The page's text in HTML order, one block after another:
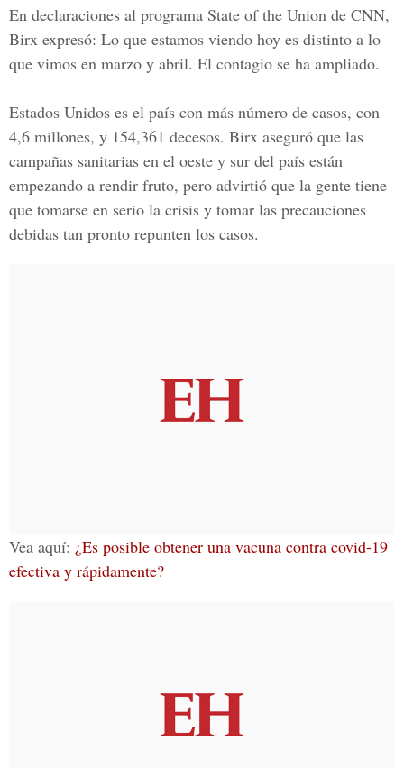
En declaraciones al programa State of the Union de CNN,
Birx expresó: Lo que estamos viendo hoy es distinto a lo
que vimos en marzo y abril. El contagio se ha ampliado.
Estados Unidos es el país con más número de casos, con
4,6 millones, y 154,361 decesos. Birx aseguró que las
campañas sanitarias en el oeste y sur del país están
empezando a rendir fruto, pero advirtió que la gente tiene
que tomarse en serio la crisis y tomar las precauciones
debidas tan pronto repunten los casos.
Vea aquí: ¿Es posible obtener una vacuna contra covid-19
efectiva y rápidamente?